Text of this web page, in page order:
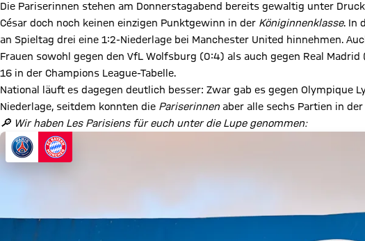
Die Pariserinnen stehen am Donnerstagabend bereits gewaltig unter
César doch noch keinen einzigen Punktgewinn in der Königinnenklasse. In
an Spieltag drei eine 1:2-Niederlage bei Manchester United hinnehmen.
Frauen sowohl gegen den VfL Wolfsburg (0:4) als auch gegen Real
16 in der Champions League-Tabelle.
National läuft es dagegen deutlich besser: Zwar gab es gegen Olympique
Niederlage, seitdem konnten die Pariserinnen aber alle sechs Partien in
🔎 Wir haben Les Parisiens für euch unter die Lupe genommen: